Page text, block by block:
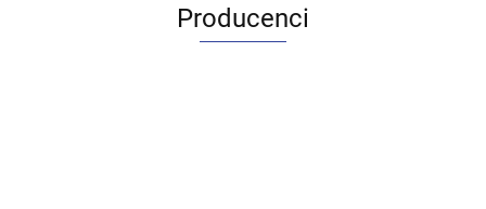
Producenci